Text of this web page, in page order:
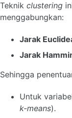
Teknik clustering
menggabungkan:
Jarak
Jarak
Sehingga
Untuk
k-means).